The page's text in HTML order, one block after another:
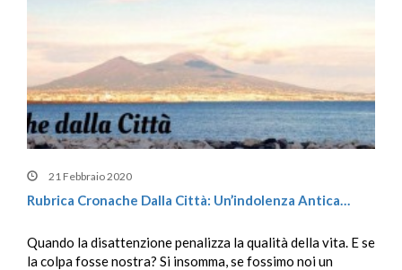
21 Febbraio 2020
Rubrica Cronache Dalla Città: Un’indolenza Antica…
Quando la disattenzione penalizza la qualità della vita. E se
la colpa fosse nostra? Si insomma, se fossimo noi un